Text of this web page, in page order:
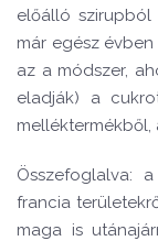
előálló szirupból
már egész
az a módszer,
eladják) a
Összefoglalva:
francia
maga is